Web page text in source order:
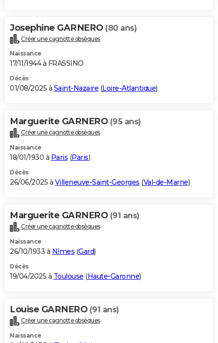
Josephine GARNERO (80 ans)
Créer une cagnotte obsèques
Naissance
17/11/1944 à FRASSINO
Décès
01/08/2025 à Saint-Nazaire (Loire-Atlantique)
Marguerite GARNERO (95 ans)
Créer une cagnotte obsèques
Naissance
18/01/1930 à Paris (Paris)
Décès
26/06/2025 à Villeneuve-Saint-Georges (Val-de-Marne)
Marguerite GARNERO (91 ans)
Créer une cagnotte obsèques
Naissance
26/10/1933 à Nîmes (Gard)
Décès
19/04/2025 à Toulouse (Haute-Garonne)
Louise GARNERO (91 ans)
Créer une cagnotte obsèques
Naissance